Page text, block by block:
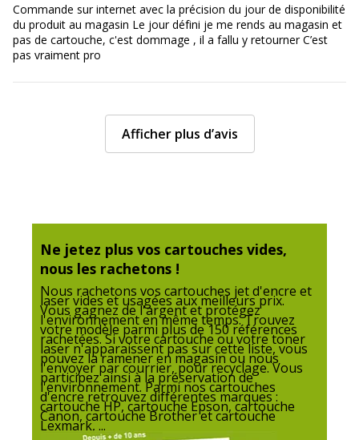
Commande sur internet avec la précision du jour de disponibilité
du produit au magasin Le jour défini je me rends au magasin et
pas de cartouche, c'est dommage , il a fallu y retourner C’est
pas vraiment pro
Afficher plus d’avis
Ne jetez plus vos cartouches vides,
nous les rachetons !
Nous rachetons vos cartouches jet d'encre et
laser vides et usagées aux meilleurs prix.
Vous gagnez de l'argent et protégez
l'environnement en même temps. Trouvez
votre modèle parmi plus de 150 références
rachetées. Si votre cartouche ou votre toner
laser n'apparaissent pas sur cette liste, vous
pouvez la ramener en magasin ou nous
l'envoyer par courrier, pour recyclage. Vous
participez ainsi à la préservation de
l'environnement. Parmi nos cartouches
d'encre retrouvez différentes marques :
cartouche HP, cartouche Epson, cartouche
Canon, cartouche Brother et cartouche
Lexmark, ...